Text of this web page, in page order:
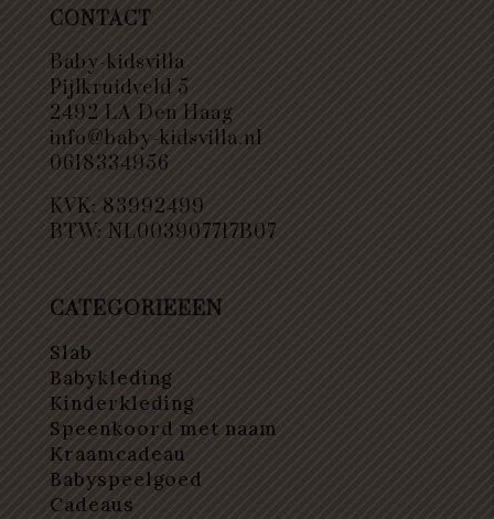
CONTACT
Baby-kidsvilla
Pijlkruidveld 5
2492 LA Den Haag
info@baby-kidsvilla.nl
0618334956
KVK: 83992499
BTW: NL003907717B07
CATEGORIEEEN
Slab
Babykleding
Kinderkleding
Speenkoord met naam
Kraamcadeau
Babyspeelgoed
Cadeaus